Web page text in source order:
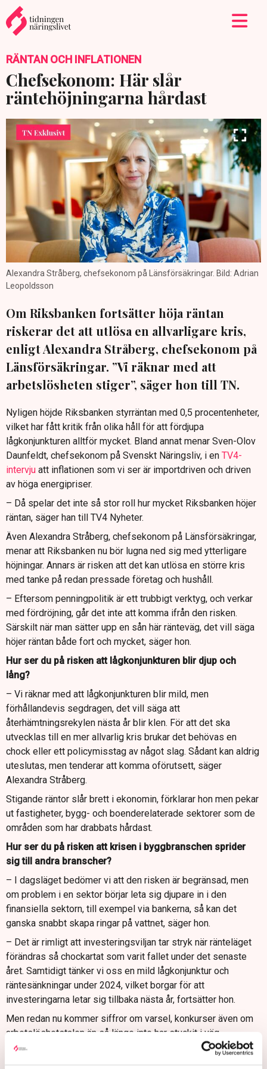
RÄNTAN OCH INFLATIONEN
Chefsekonom: Här slår
räntehöjningarna hårdast
Alexandra Stråberg, chefsekonom på Länsförsäkringar. Bild: Adrian
Leopoldsson
Om Riksbanken fortsätter höja räntan
riskerar det att utlösa en allvarligare kris,
enligt Alexandra Stråberg, chefsekonom på
Länsförsäkringar. ”Vi räknar med att
arbetslösheten stiger”, säger hon till TN.
Nyligen höjde Riksbanken styrräntan med 0,5 procentenheter,
vilket har fått kritik från olika håll för att fördjupa
lågkonjunkturen alltför mycket. Bland annat menar Sven-Olov
Daunfeldt, chefsekonom på Svenskt Näringsliv, i en TV4-
intervju att inflationen som vi ser är importdriven och driven
av höga energipriser.
– Då spelar det inte så stor roll hur mycket Riksbanken höjer
räntan, säger han till TV4 Nyheter.
Även Alexandra Stråberg, chefsekonom på Länsförsäkringar,
menar att Riksbanken nu bör lugna ned sig med ytterligare
höjningar. Annars är risken att det kan utlösa en större kris
med tanke på redan pressade företag och hushåll.
– Eftersom penningpolitik är ett trubbigt verktyg, och verkar
med fördröjning, går det inte att komma ifrån den risken.
Särskilt när man sätter upp en sån här ränteväg, det vill säga
höjer räntan både fort och mycket, säger hon.
Hur ser du på risken att lågkonjunkturen blir djup och
lång?
– Vi räknar med att lågkonjunkturen blir mild, men
förhållandevis segdragen, det vill säga att
återhämtningsrekylen nästa år blir klen. För att det ska
utvecklas till en mer allvarlig kris brukar det behövas en
chock eller ett policymisstag av något slag. Sådant kan aldrig
uteslutas, men tenderar att komma oförutsett, säger
Alexandra Stråberg.
Stigande räntor slår brett i ekonomin, förklarar hon men pekar
ut fastigheter, bygg- och boenderelaterade sektorer som de
områden som har drabbats hårdast.
Hur ser du på risken att krisen i byggbranschen sprider
sig till andra branscher?
– I dagsläget bedömer vi att den risken är begränsad, men
om problem i en sektor börjar leta sig djupare in i den
finansiella sektorn, till exempel via bankerna, så kan det
ganska snabbt skapa ringar på vattnet, säger hon.
– Det är rimligt att investeringsviljan tar stryk när ränteläget
förändras så chockartat som varit fallet under det senaste
året. Samtidigt tänker vi oss en mild lågkonjunktur och
räntesänkningar under 2024, vilket borgar för att
investeringarna letar sig tillbaka nästa år, fortsätter hon.
Men redan nu kommer siffror om varsel, konkurser även om
arbetslöshetstalen än så länge inte har stuckit i väg
ordentligt. Byggbranschen larmar för att byggandet har